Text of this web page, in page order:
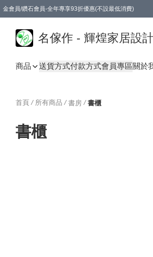
金會員/鑽石會員-全年專享93折優惠(不設最低消費)
名傢作 - 輝煌家居設
商品 送貨方式付款方式會員專區關於
首頁 / 所有商品 / 書房 / 書櫃
書櫃